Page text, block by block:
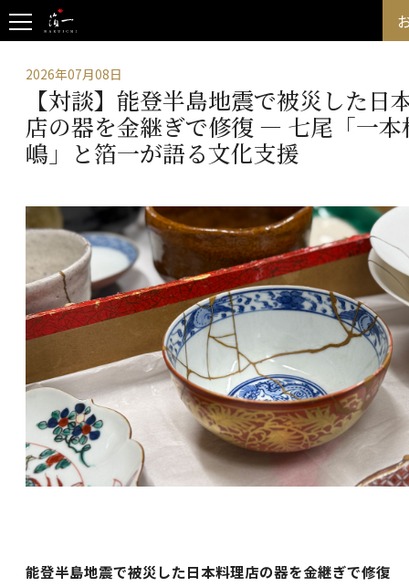
2026年07月08日
【対談】能登半島地震で被災した日
店の器を金継ぎで修復 ― 七尾「一本
嶋」と箔一が語る文化支援
能登半島地震で被災した日本料理店の器を金継ぎで修復